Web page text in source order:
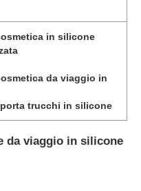
in silicone
da viaggio in
trucchi in silicone
da viaggio in silicone